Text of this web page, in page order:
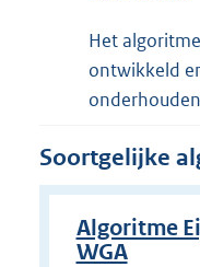
Het
ontwikkeld
Soortgelijke
Algoritme
WGA